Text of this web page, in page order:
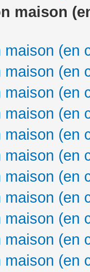
maison
(en
(en
(en
(en
(en
(en
(en
(en
(en
(en
(en